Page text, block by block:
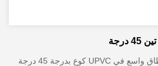
تين 45 درجة
كوع بدرجة 45 درجة UPVC هو موصل يستخدم على نطاق واسع في